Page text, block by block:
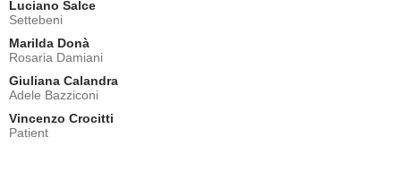
Luciano Salce
Settebeni
Marilda Donà
Rosaria Damiani
Giuliana Calandra
Adele Bazziconi
Vincenzo Crocitti
Patient